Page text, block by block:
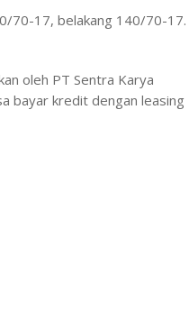
70-17, belakang 140/70-17.
oleh PT Sentra Karya
bayar kredit dengan leasing